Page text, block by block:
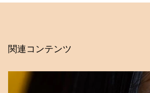
ANALYSIS. Journal of Public
2727(00)00118-3.
関連コンテンツ